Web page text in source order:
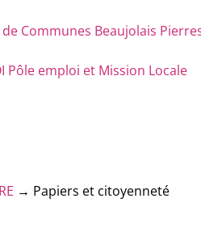
Communes Beaujolais
Pôle emploi et Mission Locale
→ Papiers et citoyenneté